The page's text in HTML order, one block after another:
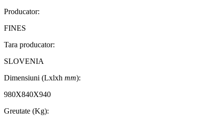
Producator:
FINES
Tara producator:
SLOVENIA
Dimensiuni (Lxlxh mm):
980X840X940
Greutate (Kg):